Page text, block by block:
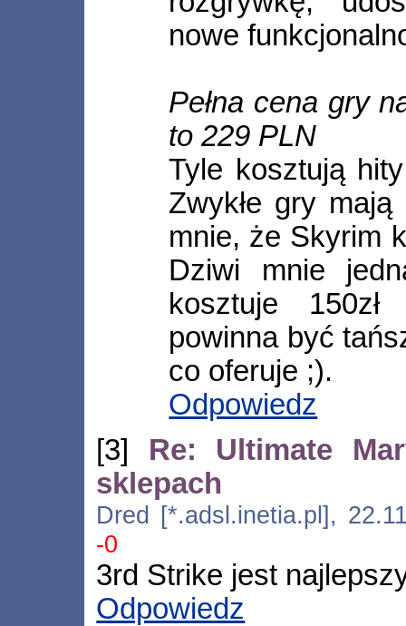
nowe
Pełna cena gry
to 229 PLN
Tyle kosztują
Zwykłe gry
mnie, że Skyrim
Dziwi mnie
kosztuje
powinna być
co oferuje ;).
Odpowiedz
[3] Re: Ultimate
sklepach
Dred [*.adsl.inetia.pl],
-0
3rd Strike jest
Odpowiedz